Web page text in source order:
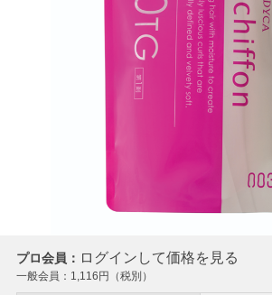
プロ会員： ログインして価格を見る
一般会員： 1,116円（税別）